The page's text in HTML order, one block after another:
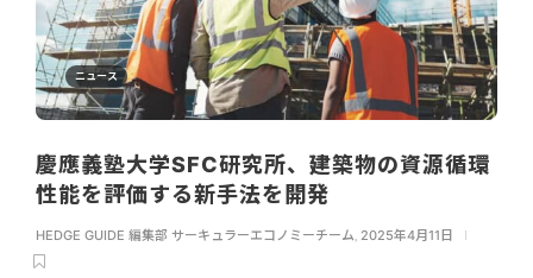
ニュース
慶應義塾大学SFC研究所、建築物の資源循環
性能を評価する新手法を開発
HEDGE GUIDE 編集部 サーキュラーエコノミーチーム, 2025年4月11日